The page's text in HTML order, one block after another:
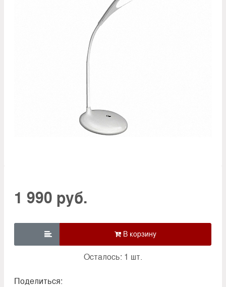
1 990 руб.

Осталось: 1 шт.
Поделиться: